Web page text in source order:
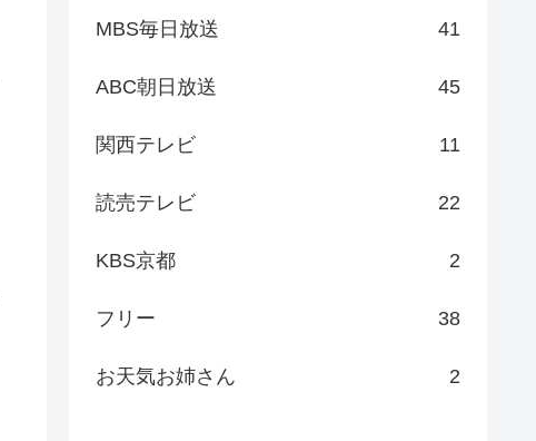
MBS毎日放送 41
ABC朝日放送 45
関西テレビ 11
読売テレビ 22
KBS京都 2
フリー 38
お天気お姉さん 2